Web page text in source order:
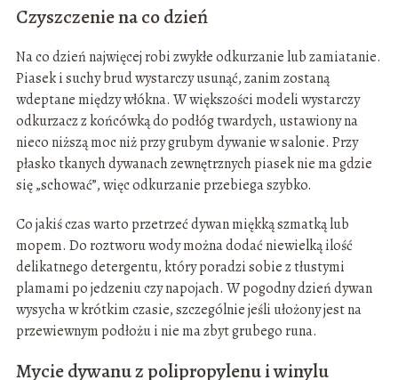
Czyszczenie na co dzień
Na co dzień najwięcej robi zwykłe odkurzanie lub zamiatanie.
Piasek i suchy brud wystarczy usunąć, zanim zostaną
wdeptane między włókna. W większości modeli wystarczy
odkurzacz z końcówką do podłóg twardych, ustawiony na
nieco niższą moc niż przy grubym dywanie w salonie. Przy
płasko tkanych dywanach zewnętrznych piasek nie ma gdzie
się „schować”, więc odkurzanie przebiega szybko.
Co jakiś czas warto przetrzeć dywan miękką szmatką lub
mopem. Do roztworu wody można dodać niewielką ilość
delikatnego detergentu, który poradzi sobie z tłustymi
plamami po jedzeniu czy napojach. W pogodny dzień dywan
wysycha w krótkim czasie, szczególnie jeśli ułożony jest na
przewiewnym podłożu i nie ma zbyt grubego runa.
Mycie dywanu z polipropylenu i winylu